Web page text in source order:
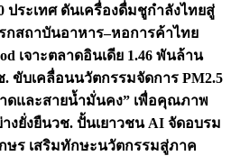
ประเทศ ดันเครื่องดื่มชูกำลังไทยสู่
กสถาบันอาหาร–หอการค้าไทย
เจาะตลาดอินเดีย 1.46 พันล้าน
ขับเคลื่อนนวัตกรรมจัดการ PM2.5
ดและสายน้ำมั่นคง” เพื่อคุณภาพ
งยั่งยืนวช. ปั้นเยาวชน AI จัดอบรม
ษร เสริมทักษะนวัตกรรมสู่ภาค